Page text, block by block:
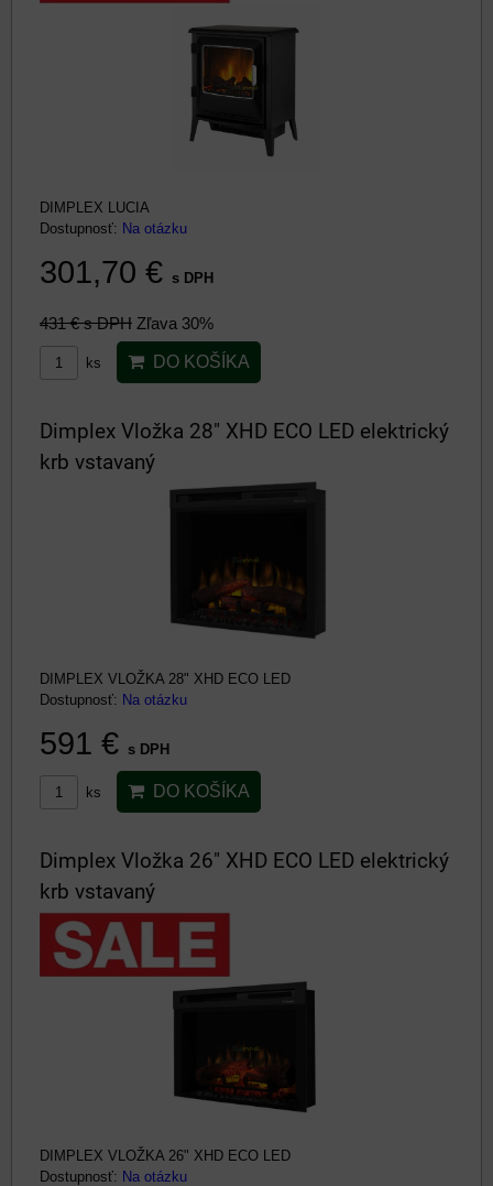
DIMPLEX LUCIA
Dostupnosť: Na otázku
301,70 € s DPH
431 €s DPH Zľava 30%
ks DO KOŠÍKA
Dimplex Vložka 28" XHD ECO LED elektrický
krb vstavaný
DIMPLEX VLOŽKA 28" XHD ECO LED
Dostupnosť: Na otázku
591 € s DPH
ks DO KOŠÍKA
Dimplex Vložka 26" XHD ECO LED elektrický
krb vstavaný
DIMPLEX VLOŽKA 26" XHD ECO LED
Dostupnosť: Na otázku